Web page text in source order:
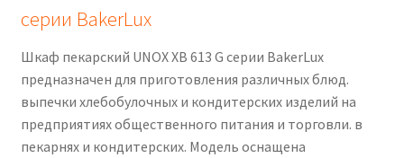
серии BakerLux
Шкаф пекарский UNOX XB 613 G серии BakerLux
предназначен для приготовления различных блюд.
выпечки хлебобулочных и кондитерских изделий на
предприятиях общественного питания и торговли. в
пекарнях и кондитерских. Модель оснащена